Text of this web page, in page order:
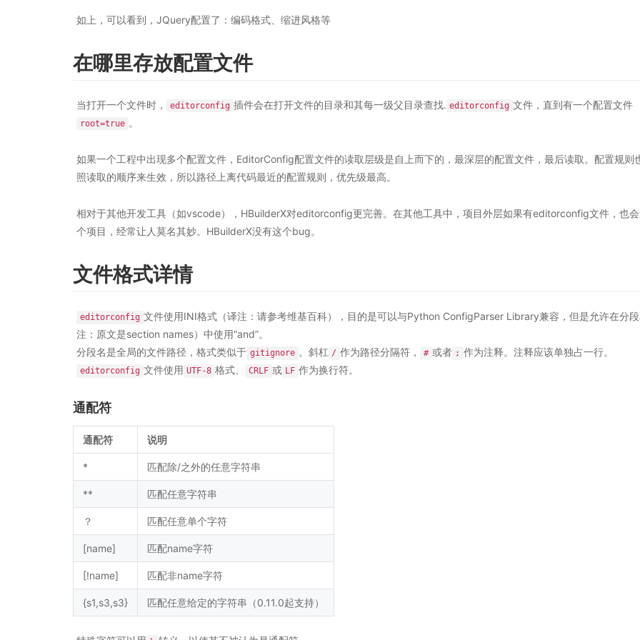
如上，可以看到，JQuery配置了：编码格式、缩进风格等
在哪里存放配置文件
当打开一个文件时， editorconfig 插件会在打开文件的目录和其每一级父目录查找. editorconfig 文件，直到有一个配置文件
root=true 。
如果一个工程中出现多个配置文件，EditorConfig配置文件的读取层级是自上而下的，最深层的配置文件，最后读取。配置规则
照读取的顺序来生效，所以路径上离代码最近的配置规则，优先级最高。
相对于其他开发工具（如vscode），HBuilderX对editorconfig更完善。在其他工具中，项目外层如果有editorconfig文件，也
个项目，经常让人莫名其妙。HBuilderX没有这个bug。
文件格式详情
editorconfig 文件使用INI格式（译注：请参考维基百科），目的是可以与Python ConfigParser Library兼容，但是允许在分
注：原文是section names）中使用“and”。
分段名是全局的文件路径，格式类似于 gitignore 。斜杠 / 作为路径分隔符， # 或者 ; 作为注释。注释应该单独占一行。
editorconfig 文件使用 UTF-8 格式、 CRLF 或 LF 作为换行符。
通配符
通配符 说明
* 匹配除/之外的任意字符串
** 匹配任意字符串
？ 匹配任意单个字符
[name] 匹配name字符
[!name] 匹配非name字符
{s1,s3,s3} 匹配任意给定的字符串（0.11.0起支持）